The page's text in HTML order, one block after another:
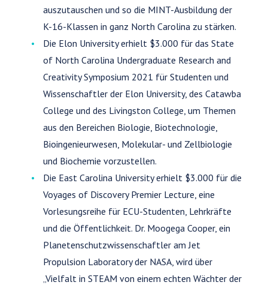
auszutauschen und so die MINT-Ausbildung der
K-16-Klassen in ganz North Carolina zu stärken.
Die Elon University erhielt $3.000 für das State
of North Carolina Undergraduate Research and
Creativity Symposium 2021 für Studenten und
Wissenschaftler der Elon University, des Catawba
College und des Livingston College, um Themen
aus den Bereichen Biologie, Biotechnologie,
Bioingenieurwesen, Molekular- und Zellbiologie
und Biochemie vorzustellen.
Die East Carolina University erhielt $3.000 für die
Voyages of Discovery Premier Lecture, eine
Vorlesungsreihe für ECU-Studenten, Lehrkräfte
und die Öffentlichkeit. Dr. Moogega Cooper, ein
Planetenschutzwissenschaftler am Jet
Propulsion Laboratory der NASA, wird über
„Vielfalt in STEAM von einem echten Wächter der